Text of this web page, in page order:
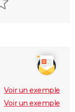
Voir un exemple
Voir un exemple